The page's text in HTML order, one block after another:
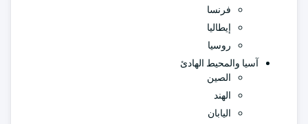
فرنسا
إيطاليا
روسيا
آسيا والمحيط الهادئ
الصين
الهند
اليابان